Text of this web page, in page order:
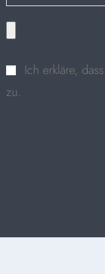
Ich erkläre,
zu.